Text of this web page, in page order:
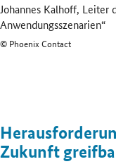
Johannes Kalhoff, Leiter
Anwendungsszenarien“
© Phoenix Contact
Zukunft